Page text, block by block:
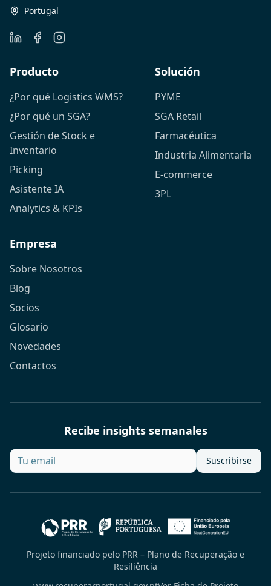
Portugal
Producto
¿Por qué Logistics WMS?
¿Por qué un SGA?
Gestión de Stock e
Inventario
Picking
Asistente IA
Analytics & KPIs
Solución
PYME
SGA Retail
Farmacéutica
Industria Alimentaria
E-commerce
3PL
Empresa
Sobre Nosotros
Blog
Socios
Glosario
Novedades
Contactos
Recibe insights semanales
Suscribirse
Projeto financiado pelo PRR – Plano de Recuperação e
Resiliência